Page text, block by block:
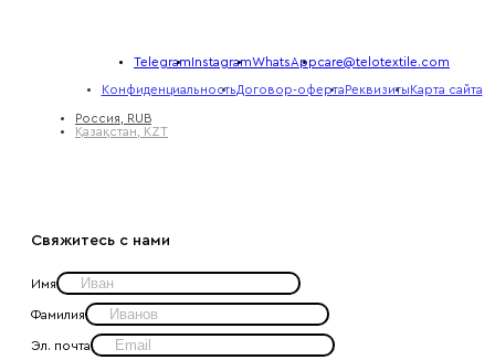
Telegram InstagramWhatsAppcare@telotextile.com
КонфиденциальностьДоговор-оферта Реквизиты Карта сайта
Россия, RUB
Қазақстан, KZT
Свяжитесь с нами
Имя
Фамилия
Эл. почта